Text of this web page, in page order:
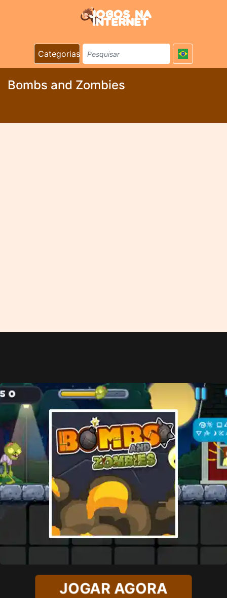
Categorias
Bombs and Zombies
JOGAR AGORA